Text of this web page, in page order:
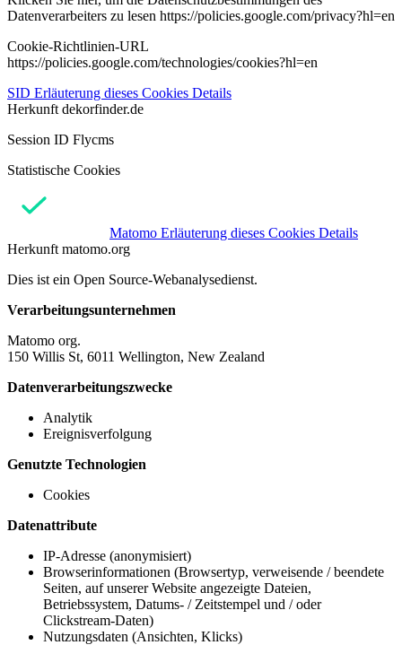
Datenverarbeiters zu lesen https://policies.google.com/privacy?hl=en
Cookie-Richtlinien-URL
https://policies.google.com/technologies/cookies?hl=en
SID Erläuterung dieses Cookies Details
Herkunft dekorfinder.de
Session ID Flycms
Statistische Cookies
Matomo Erläuterung dieses Cookies Details
Herkunft matomo.org
Dies ist ein Open Source-Webanalysedienst.
Verarbeitungsunternehmen
Matomo org.
150 Willis St, 6011 Wellington, New Zealand
Datenverarbeitungszwecke
Analytik
Ereignisverfolgung
Genutzte Technologien
Cookies
Datenattribute
IP-Adresse (anonymisiert)
Browserinformationen (Browsertyp, verweisende / beendete
Seiten, auf unserer Website angezeigte Dateien,
Betriebssystem, Datums- / Zeitstempel und / oder
Clickstream-Daten)
Nutzungsdaten (Ansichten, Klicks)